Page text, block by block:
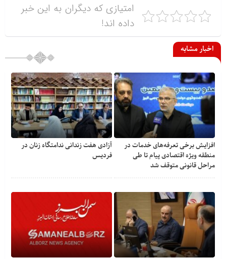
امتیازی که دیگران به این خبر
داده اند!
اخبار مشابه
افزایش برخی تعرفه‌های خدمات در
منطقه ویژه اقتصادی پیام تا طی
مراحل قانونی متوقف شد
آزادی هفت زندانی ندامتگاه زنان در
فردیس